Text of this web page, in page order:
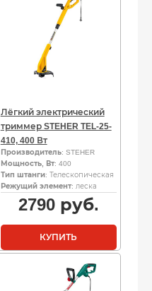
Лёгкий электрический
триммер STEHER TEL-25-
410, 400 Вт
Производитель: STEHER
Мощность, Вт: 400
Тип штанги: Телескопическая
Режущий элемент: леска
2790руб.
КУПИТЬ